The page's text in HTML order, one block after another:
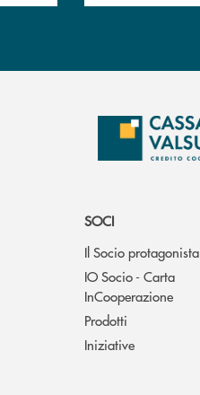
SOCI
Il Socio protagonista
IO Socio - Carta
InCooperazione
Prodotti
Iniziative